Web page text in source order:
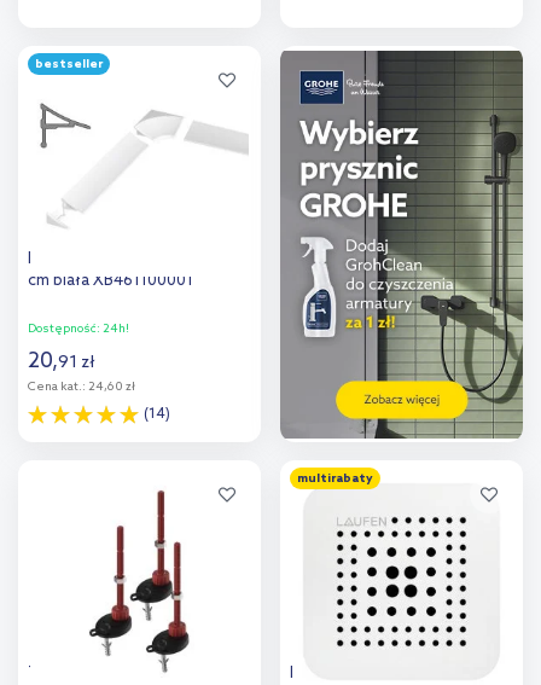
Dodaj do
porównania
Dodaj do
porównania
bestseller
Ravak listwa maskująca 110
cm biała XB461100001
Dostępność: 24h!
20,91 zł
Cena kat.: 24,60 zł
(14)
porównania
Tece Drainprofile stopki
multirabaty
Laufen osłona dekoracyjna